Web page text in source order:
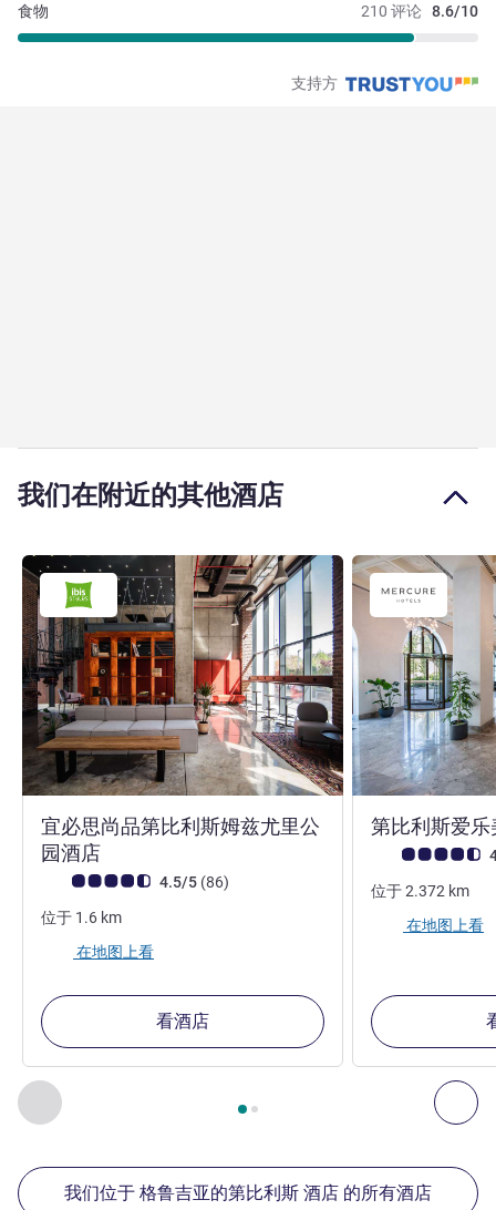
210 评论 8.6/10
食物
支持方
我们在附近的其他酒店
上一个 - 我们在附近的其他酒店 下
第 页，共 , 我们在附近的其他酒店 1 :, 我们在附近的
宜必思尚品第比利斯姆兹尤里公
园酒店
客户意见评级 (ALL 评级)
4.5/5 (86评论
)
位于 1.6 km
在地图上看
看酒店
第比利斯爱
客户意见评级
位于2.372 km
在地图上看
我们位于 格鲁吉亚的第比利斯 酒店 的所有酒店